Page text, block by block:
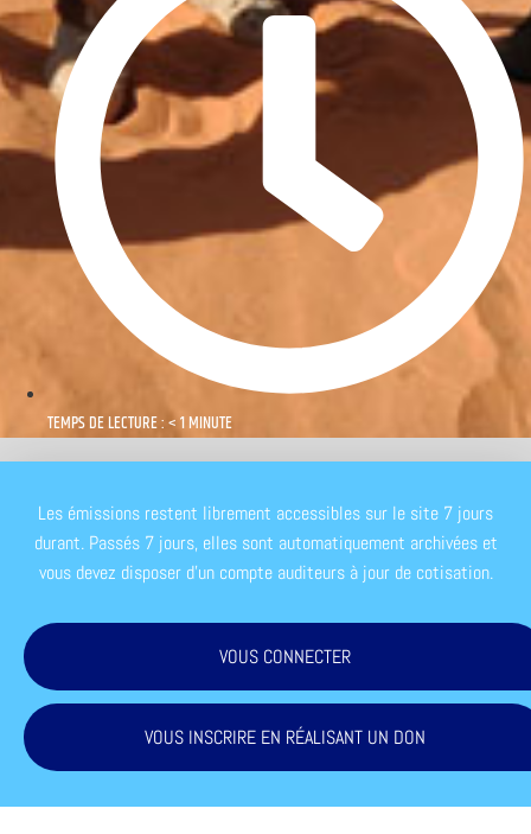
TEMPS DE LECTURE : < 1 MINUTE
Les émissions restent librement accessibles sur le site 7 jours
durant. Passés 7 jours, elles sont automatiquement archivées et
vous devez disposer d'un compte auditeurs à jour de cotisation.
VOUS CONNECTER
VOUS INSCRIRE EN RÉALISANT UN DON